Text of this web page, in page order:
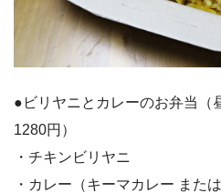
●ビリヤニとカレーのお弁当（
1280円）
・チキンビリヤニ
・カレー（キーマカレー また